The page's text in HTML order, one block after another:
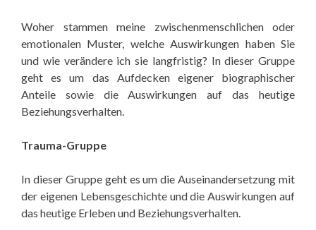
Woher stammen meine zwischenmenschlichen oder
emotionalen Muster, welche Auswirkungen haben Sie
und wie verändere ich sie langfristig? In dieser Gruppe
geht es um das Aufdecken eigener biographischer
Anteile sowie die Auswirkungen auf das heutige
Beziehungsverhalten.
Trauma-Gruppe
In dieser Gruppe geht es um die Auseinandersetzung mit
der eigenen Lebensgeschichte und die Auswirkungen auf
das heutige Erleben und Beziehungsverhalten.